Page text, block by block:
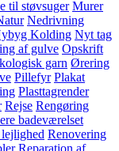
til støvsuger Murer
Nedrivning
Kolding Nyt tag
af gulve Opskrift
garn Ørering
Pillefyr Plakat
Plasttagrender
Rejse Rengøring
badeværelset
Renovering
Reparation af